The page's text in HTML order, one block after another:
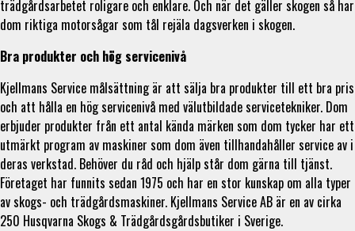
trädgårdsarbetet roligare och enklare. Och när det gäller skogen så har
dom riktiga motorsågar som tål rejäla dagsverken i skogen.
Bra produkter och hög servicenivå
Kjellmans Service målsättning är att sälja bra produkter till ett bra pris
och att hålla en hög servicenivå med välutbildade servicetekniker. Dom
erbjuder produkter från ett antal kända märken som dom tycker har ett
utmärkt program av maskiner som dom även tillhandahåller service av i
deras verkstad. Behöver du råd och hjälp står dom gärna till tjänst.
Företaget har funnits sedan 1975 och har en stor kunskap om alla typer
av skogs- och trädgårdsmaskiner. Kjellmans Service AB är en av cirka
250 Husqvarna Skogs & Trädgårdsgårdsbutiker i Sverige.